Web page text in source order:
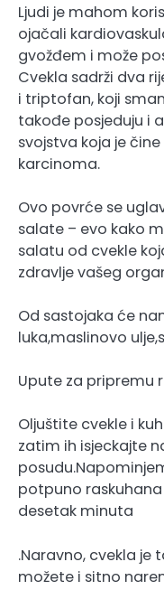
Ljudi je mahom
ojačali
gvožđem i može
Cvekla sadrži dva
i triptofan, koji
takođe posjeduju i
svojstva koja je
karcinoma.
Ovo povrće se
salate – evo kako
salatu od cvekle
zdravlje vašeg
Od sastojaka će
luka,maslinovo
Upute za pripremu
Oljuštite cvekle i
zatim ih isjeckajte
potpuno
desetak minuta
.Naravno, cvekla je
možete i sitno